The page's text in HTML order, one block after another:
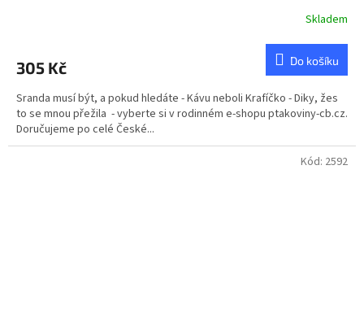
Skladem
305 Kč Do košíku
Sranda musí být, a pokud hledáte - Kávu neboli Krafíčko - Diky, žes
to se mnou přežila - vyberte si v rodinném e-shopu ptakoviny-cb.cz.
Doručujeme po celé České...
Kód: 2592